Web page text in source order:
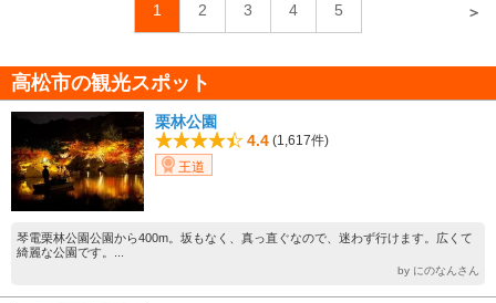
1 2 3 4 5 ＞
高松市の観光スポット
栗林公園
4.4 (1,617件)
王道
琴電栗林公園公園から400m。坂もなく、真っ直ぐなので、迷わず行けます。広くて
綺麗な公園です。...
by にのなんさん